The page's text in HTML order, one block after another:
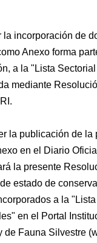
la incorporación de
Anexo forma
a la "Lista
mediante
la publicación de la
en el Diario
la presente
estado de
a la
en el Portal
de Fauna Silvestre